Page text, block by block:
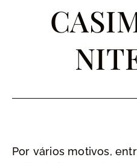
Por vários motivos,